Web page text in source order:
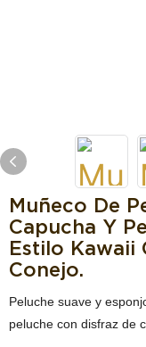
Muñeco De
Capucha Y
Estilo Kawaii
Conejo.
Peluche suave y
peluche con disfraz de